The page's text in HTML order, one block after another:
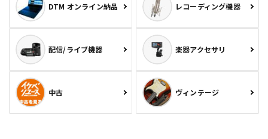
DTM オンライン納品 レコーディング機器
配信/ライブ機器 楽器アクセサリ
中古 ヴィンテージ